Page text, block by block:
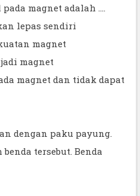
magnet adalah ....
lepas sendiri
magnet
magnet
magnet dan tidak dapat
dengan paku payung.
tersebut. Benda